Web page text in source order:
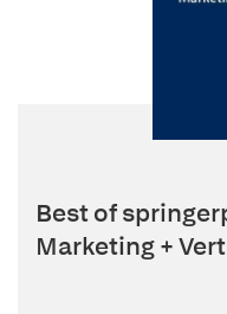
Best of
Marketing +